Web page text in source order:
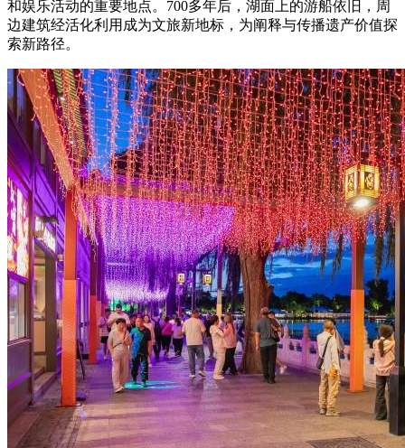
和娱乐活动的重要地点。700多年后，湖面上的游船依旧，周
边建筑经活化利用成为文旅新地标，为阐释与传播遗产价值探
索新路径。